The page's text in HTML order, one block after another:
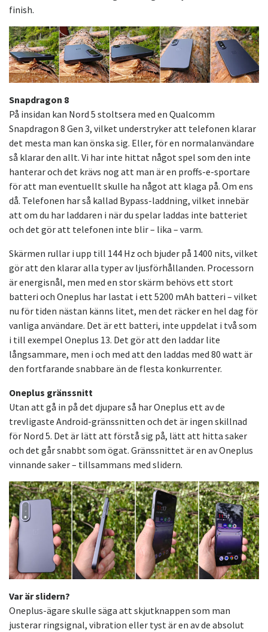
finish.
Snapdragon 8
På insidan kan Nord 5 stoltsera med en Qualcomm
Snapdragon 8 Gen 3, vilket understryker att telefonen klarar
det mesta man kan önska sig. Eller, för en normalanvändare
så klarar den allt. Vi har inte hittat något spel som den inte
hanterar och det krävs nog att man är en proffs-e-sportare
för att man eventuellt skulle ha något att klaga på. Om ens
då. Telefonen har så kallad Bypass-laddning, vilket innebär
att om du har laddaren i när du spelar laddas inte batteriet
och det gör att telefonen inte blir – lika – varm.
Skärmen rullar i upp till 144 Hz och bjuder på 1400 nits, vilket
gör att den klarar alla typer av ljusförhållanden. Processorn
är energisnål, men med en stor skärm behövs ett stort
batteri och Oneplus har lastat i ett 5200 mAh batteri – vilket
nu för tiden nästan känns litet, men det räcker en hel dag för
vanliga användare. Det är ett batteri, inte uppdelat i två som
i till exempel Oneplus 13. Det gör att den laddar lite
långsammare, men i och med att den laddas med 80 watt är
den fortfarande snabbare än de flesta konkurrenter.
Oneplus gränssnitt
Utan att gå in på det djupare så har Oneplus ett av de
trevligaste Android-gränssnitten och det är ingen skillnad
för Nord 5. Det är lätt att förstå sig på, lätt att hitta saker
och det går snabbt som ögat. Gränssnittet är en av Oneplus
vinnande saker – tillsammans med slidern.
Var är slidern?
Oneplus-ägare skulle säga att skjutknappen som man
justerar ringsignal, vibration eller tyst är en av de absolut